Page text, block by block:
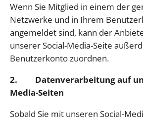
Wenn Sie Mitglied in einem der
Netzwerke und in Ihrem
angemeldet sind, kann der
unserer Social-Media-Seite
Benutzerkonto zuordnen.
2. Datenverarbeitung auf
Media-Seiten
Sobald Sie mit unseren Social-